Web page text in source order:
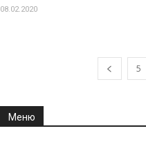
08.02.2020
5
Меню